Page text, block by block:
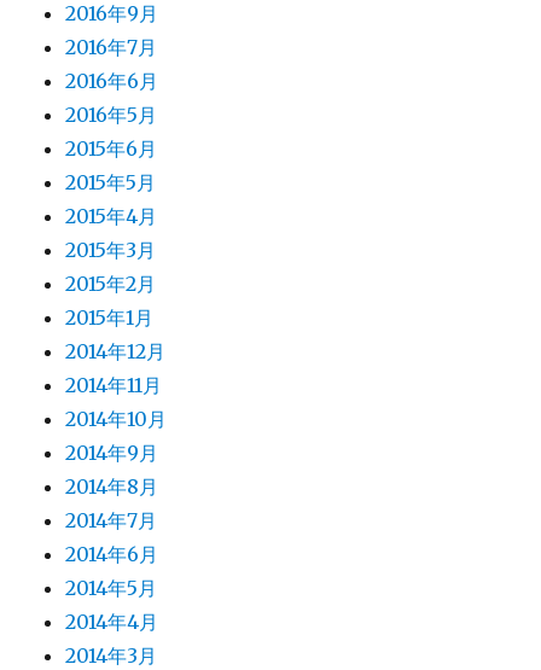
2016年9月
2016年7月
2016年6月
2016年5月
2015年6月
2015年5月
2015年4月
2015年3月
2015年2月
2015年1月
2014年12月
2014年11月
2014年10月
2014年9月
2014年8月
2014年7月
2014年6月
2014年5月
2014年4月
2014年3月